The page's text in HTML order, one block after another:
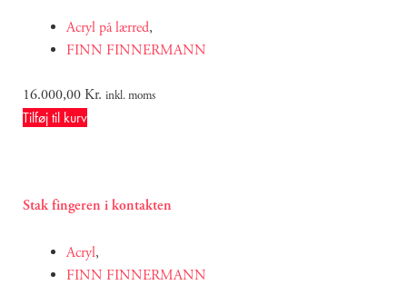
Acryl på lærred,
FINN FINNERMANN
16.000,00Kr. inkl. moms
Tilføj til kurv
Stak fingeren i kontakten
Acryl,
FINN FINNERMANN